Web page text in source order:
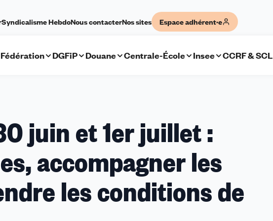
Syndicalisme HebdoNous contacterNos sites Espace adhérent·e
Fédération DGFiP Douane Centrale-École Insee CCRF & SCL
juin et 1er juillet :
accompagner les
les conditions de